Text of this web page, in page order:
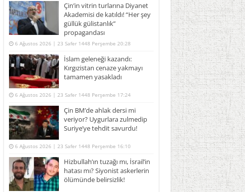
Çin’in vitrin turlarına Diyanet
Akademisi de katıldı! “Her şey
güllük gülistanlık”
propagandası
6 Ağustos 2026 | 23 Safer 1448 Perşembe 20:28
İslam geleneği kazandı:
Kırgızistan cenaze yakmayı
tamamen yasakladı
6 Ağustos 2026 | 23 Safer 1448 Perşembe 17:24
Çin BM’de ahlak dersi mi
veriyor? Uygurlara zulmedip
Suriye’ye tehdit savurdu!
6 Ağustos 2026 | 23 Safer 1448 Perşembe 16:10
Hizbullah’ın tuzağı mı, İsrail’in
hatası mı? Siyonist askerlerin
ölümünde belirsizlik!